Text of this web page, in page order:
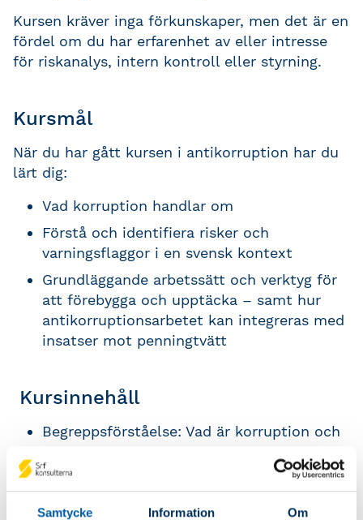
Samtycke Information Om
Kursen kräver inga förkunskaper, men det är en
fördel om du har erfarenhet av eller intresse
för riskanalys, intern kontroll eller styrning.
Kursmål
När du har gått kursen i antikorruption har du
lärt dig:
Vad korruption handlar om
Förstå och identifiera risker och
varningsflaggor i en svensk kontext
Grundläggande arbetssätt och verktyg för
att förebygga och upptäcka – samt hur
antikorruptionsarbetet kan integreras med
insatser mot penningtvätt
Kursinnehåll
Begreppsförståelse: Vad är korruption och
Kopplingen mellan korruption och